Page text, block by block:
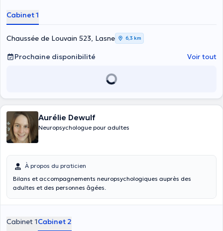
Cabinet 1
Chaussée de Louvain 523, Lasne 6,3 km
Prochaine disponibilité Voir tout
Aurélie Dewulf
Neuropsychologue pour adultes
À propos du praticien
Bilans et accompagnements neuropsychologiques auprès des
adultes et des personnes âgées.
Cabinet 1Cabinet 2